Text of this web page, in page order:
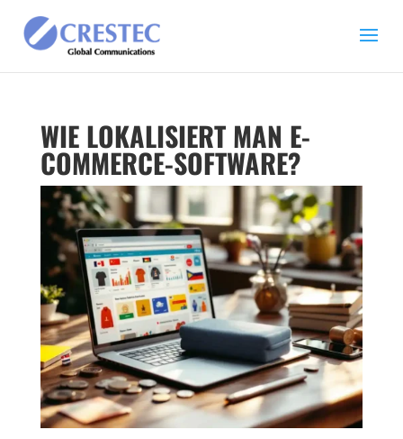
WIE LOKALISIERT MAN E-
COMMERCE-SOFTWARE?